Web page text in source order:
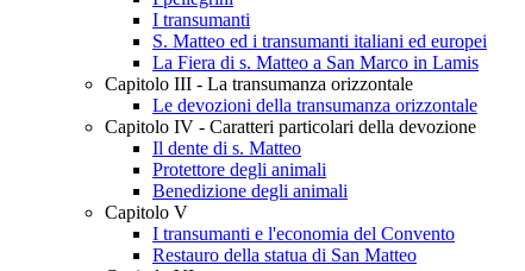
I transumanti
S. Matteo ed i transumanti italiani ed europei
La Fiera di s. Matteo a San Marco in Lamis
Capitolo III - La transumanza orizzontale
Le devozioni della transumanza orizzontale
Capitolo IV - Caratteri particolari della devozione
Il dente di s. Matteo
Protettore degli animali
Benedizione degli animali
Capitolo V
I transumanti e l'economia del Convento
Restauro della statua di San Matteo